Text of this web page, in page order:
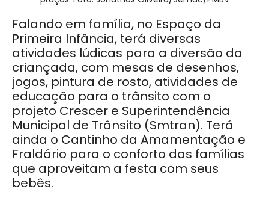
Falando em família, no Espaço da
Primeira Infância, terá diversas
atividades lúdicas para a diversão da
criançada, com mesas de desenhos,
jogos, pintura de rosto, atividades de
educação para o trânsito com o
projeto Crescer e Superintendência
Municipal de Trânsito (Smtran). Terá
ainda o Cantinho da Amamentação e
Fraldário para o conforto das famílias
que aproveitam a festa com seus
bebês.